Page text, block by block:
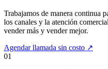
Trabajamos de manera continua
los canales y la atención
vender más y vender mejor.
Agendar llamada sin costo ↗
01